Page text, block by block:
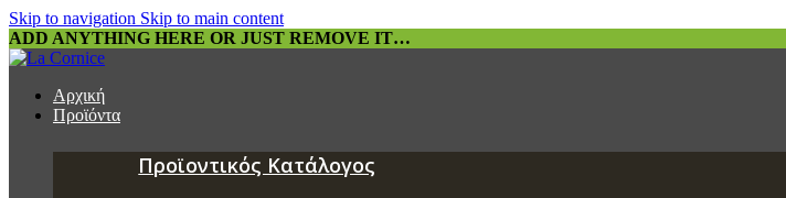
Skip to navigation Skip to main content
ADD ANYTHING HERE OR JUST REMOVE IT…
Αρχική
Προϊόντα
Προϊοντικός Κατάλογος